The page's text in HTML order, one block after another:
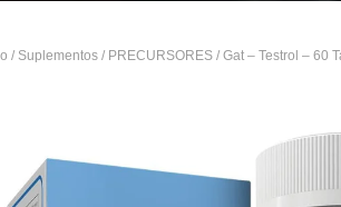
/ Suplementos / PRECURSORES / Gat – Testrol – 60